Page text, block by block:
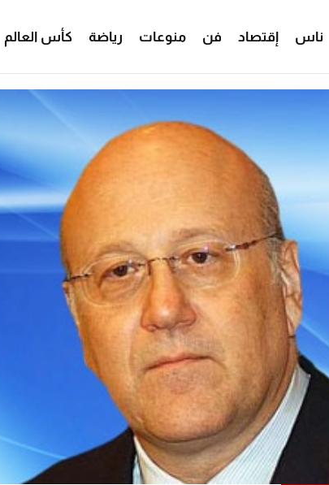
ناس إقتصاد فن منوعات رياضة كأس العالم